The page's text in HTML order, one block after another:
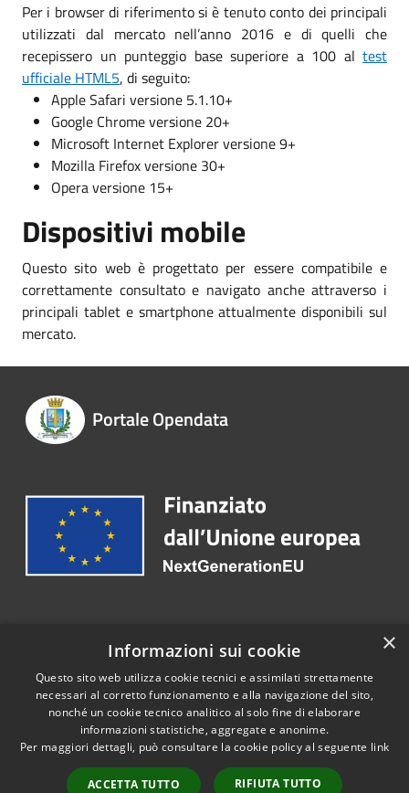
Per i browser di riferimento si è tenuto conto dei principali
utilizzati dal mercato nell’anno 2016 e di quelli che
recepissero un punteggio base superiore a 100 al test
ufficiale HTML5, di seguito:
Apple Safari versione 5.1.10+
Google Chrome versione 20+
Microsoft Internet Explorer versione 9+
Mozilla Firefox versione 30+
Opera versione 15+
Dispositivi mobile
Questo sito web è progettato per essere compatibile e
correttamente consultato e navigato anche attraverso i
principali tablet e smartphone attualmente disponibili sul
mercato.
Portale Opendata
Recapiti e contatti
Telefono: +39 08542831
Accessibilità
Copyright © 2026 • Portale
Opendata • Powered by
Municipium•
Accesso
×
Informazioni sui cookie
Questo sito web utilizza cookie tecnici e assimilati strettamente
necessari al corretto funzionamento e alla navigazione del sito,
nonché un cookie tecnico analitico al solo fine di elaborare
informazioni statistiche, aggregate e anonime.
Per maggiori dettagli, può consultare la cookie policy al seguente link
ACCETTA TUTTO RIFIUTA TUTTO